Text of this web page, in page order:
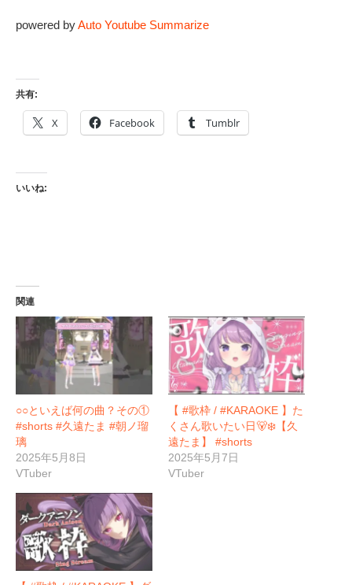
powered byAuto Youtube Summarize
共有:
X Facebook Tumblr
いいね:
関連
○○といえば何の曲？その①
#shorts #久遠たま #朝ノ瑠
璃
2025年5月8日
VTuber
【 #歌枠 / #KARAOKE 】た
くさん歌いたい日🐻‍❄️【久
遠たま】 #shorts
2025年5月7日
VTuber